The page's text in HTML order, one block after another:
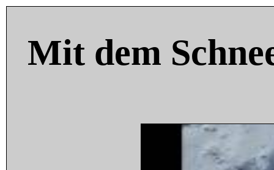
Mit dem